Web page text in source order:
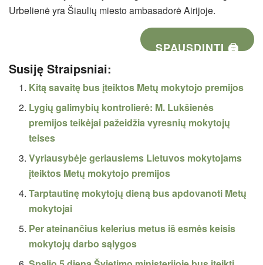
Urbelienė yra Šiaulių miesto ambasadorė Airijoje.
SPAUSDINTI 🖨
Susiję Straipsniai:
Kitą savaitę bus įteiktos Metų mokytojo premijos
Lygių galimybių kontrolierė: M. Lukšienės
premijos teikėjai pažeidžia vyresnių mokytojų
teises
Vyriausybėje geriausiems Lietuvos mokytojams
įteiktos Metų mokytojo premijos
Tarptautinę mokytojų dieną bus apdovanoti Metų
mokytojai
Per ateinančius kelerius metus iš esmės keisis
mokytojų darbo sąlygos